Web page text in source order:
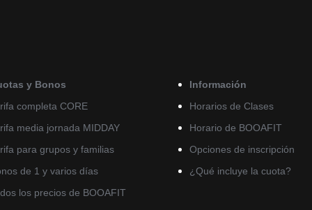
y Bonos
completa CORE
media jornada MIDDAY
para grupos y familias
de 1 y varios días
los precios de BOOAFIT
Información
Horarios de Clases
Horario de BOOAFIT
Opciones de inscripción
¿Qué incluye la cuota?